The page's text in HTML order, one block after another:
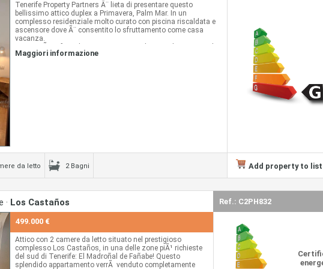
Tenerife Property Partners Ã¨ lieta di presentare questo
bellissimo attico duplex a Primavera, Palm Mar. In un
complesso residenziale molto curato con piscina riscaldata e
ascensore dove Ã¨ consentito lo sfruttamento come casa
vacanza.
letto e 2 bagni (2 camere da letto e 1 bagno al rogito), cucina
Maggiori informazione
da letto 2 Bagni Add property to list
· Los Castaños Ref.: C2PH832
499.000 €
Attico con 2 camere da letto situato nel prestigioso
complesso Los Castaños, in una delle zone piÃ¹ richieste
del sud di Tenerife: El Madroñal de Fañabe! Questo
splendido appartamento verrÃ venduto completamente